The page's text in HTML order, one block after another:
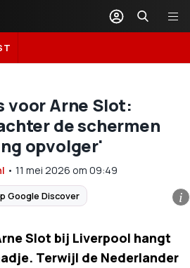
voor Arne Slot:
de schermen
opvolger'
• 11 mei 2026 om 09:49
Google Discover i
Slot bij Liverpool hangt
Terwijl de Nederlander